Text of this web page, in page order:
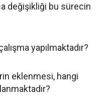
değişikliği bu sürecin
yapılmaktadır?
eklenmesi, hangi